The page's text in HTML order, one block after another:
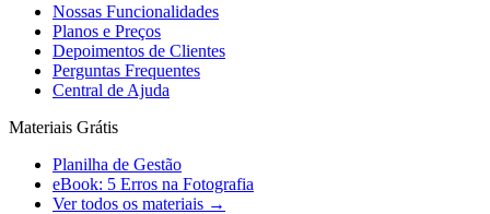
Nossas Funcionalidades
Planos e Preços
Depoimentos de Clientes
Perguntas Frequentes
Central de Ajuda
Materiais Grátis
Planilha de Gestão
eBook: 5 Erros na Fotografia
Ver todos os materiais →